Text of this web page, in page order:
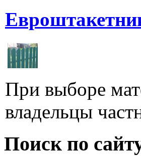
При выборе
владельцы
Поиск по